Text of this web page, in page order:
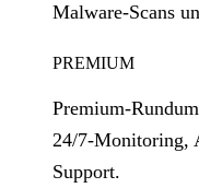
Malware‑Scans
PREMIUM
24/7‑Monitoring,
Support.